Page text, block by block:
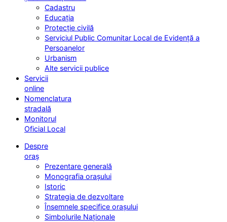
Cadastru
Educația
Protecție civilă
Serviciul Public Comunitar Local de Evidență a
Persoanelor
Urbanism
Alte servicii publice
Servicii
online
Nomenclatura
stradală
Monitorul
Oficial Local
Despre
oraș
Prezentare generală
Monografia orașului
Istoric
Strategia de dezvoltare
Însemnele specifice orașului
Simbolurile Naționale